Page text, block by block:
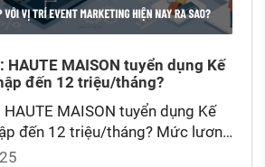
HAUTE MAISON tuyển dụng Kế
đến 12 triệu/tháng?
MAISON tuyển dụng Kế
đến 12 triệu/tháng? Mức lương
tại Việt Nam hiện nay là bao